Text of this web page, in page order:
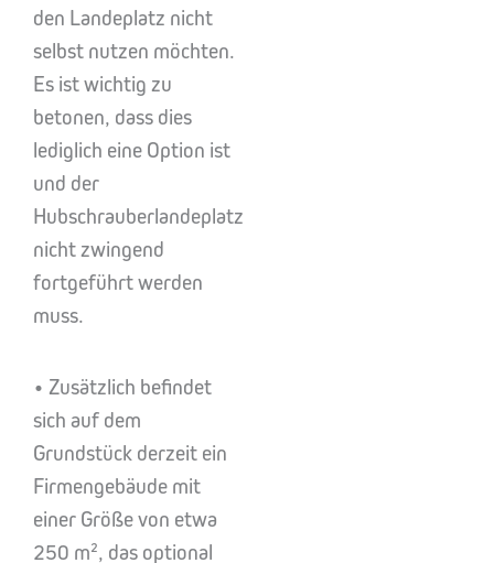
den Landeplatz nicht
selbst nutzen möchten.
Es ist wichtig zu
betonen, dass dies
lediglich eine Option ist
und der
Hubschrauberlandeplatz
nicht zwingend
fortgeführt werden
muss.
• Zusätzlich befindet
sich auf dem
Grundstück derzeit ein
Firmengebäude mit
einer Größe von etwa
250 m², das optional